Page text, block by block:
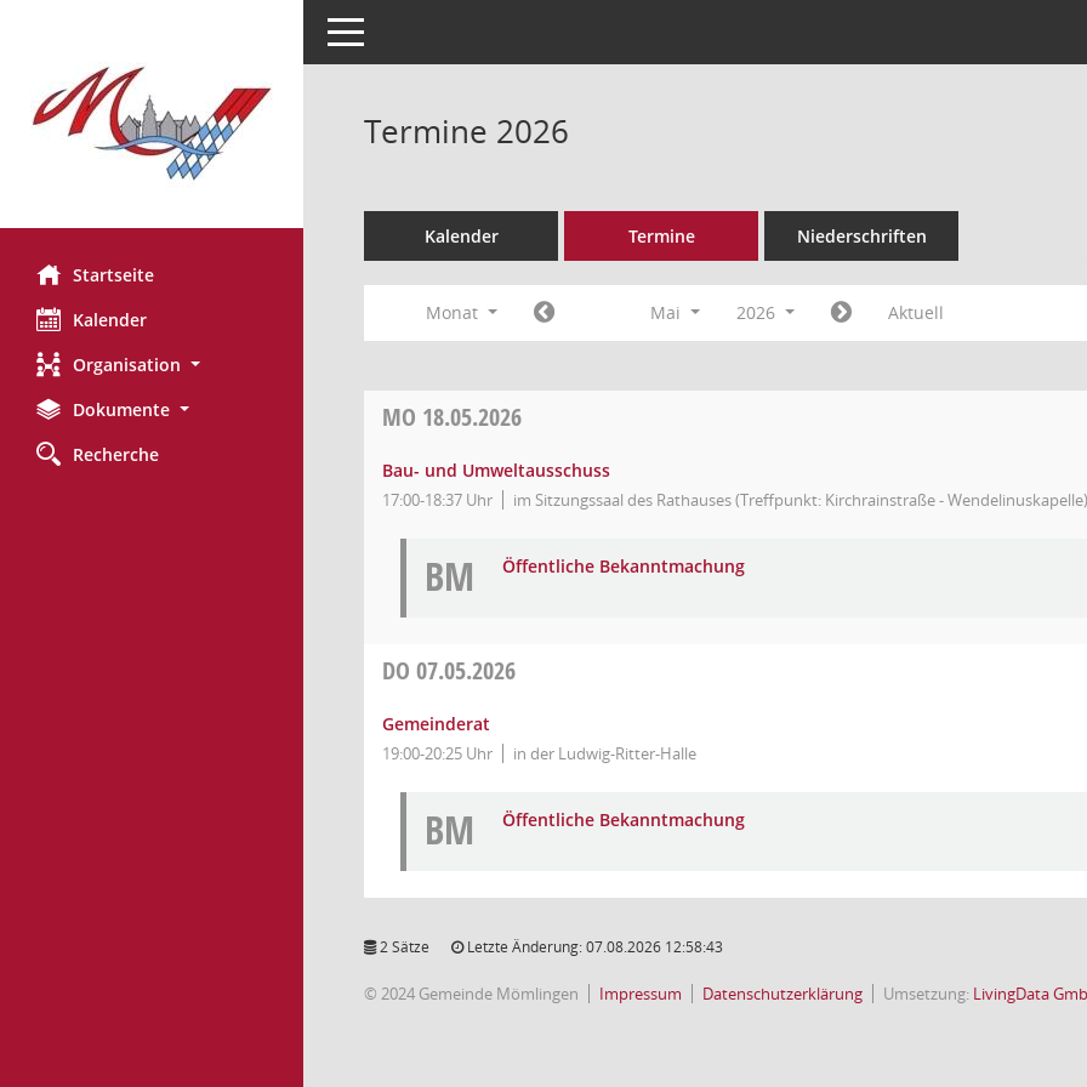
Startseite
Kalender
Organisation
Dokumente
Recherche
Toggle navigation
Termine 2026
Kalender Termine Niederschriften
Monat Mai 2026 Aktuell
MO 18.05.2026
Bau- und Umweltausschuss
17:00-18:37 Uhr im Sitzungssaal des Rathauses (Treffpunkt: Kirchrainstraße - Wendelinuskapelle)
BM Öffentliche Bekanntmachung
DO 07.05.2026
Gemeinderat
19:00-20:25 Uhr in der Ludwig-Ritter-Halle
BM Öffentliche Bekanntmachung
2 Sätze Letzte Änderung: 07.08.2026 12:58:43
© 2024 Gemeinde Mömlingen Impressum Datenschutzerklärung Umsetzung: LivingData